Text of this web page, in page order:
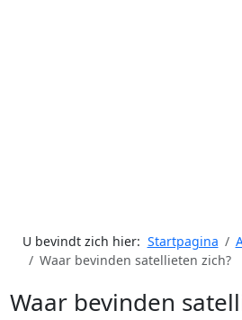
U bevindt zich hier: Startpagina
Waar bevinden satellieten zich?
Waar bevinden